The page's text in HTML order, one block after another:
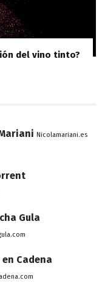
del vino tinto?
Nicolamariani.es
Gula
Cadena